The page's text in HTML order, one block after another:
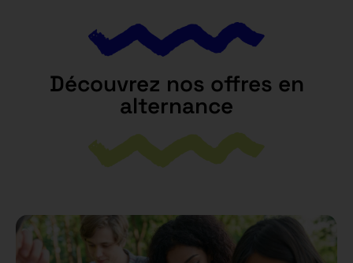
Découvrez nos offres en
alternance